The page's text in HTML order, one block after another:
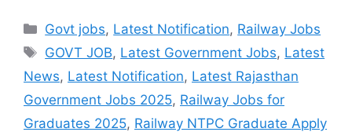
Categories
Govt jobs, Latest Notification, Railway Jobs
Tags
GOVT JOB, Latest Government Jobs, Latest
News, Latest Notification, Latest Rajasthan
Government Jobs 2025, Railway Jobs for
Graduates 2025, Railway NTPC Graduate Apply